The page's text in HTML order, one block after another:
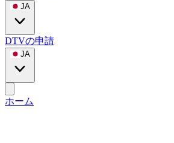
JA
DTVの申請
JA
ホーム